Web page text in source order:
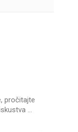
pročitajte
…